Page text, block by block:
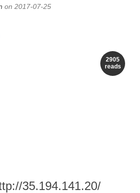
on 2017-07-25
2905
reads
35.194.141.20/